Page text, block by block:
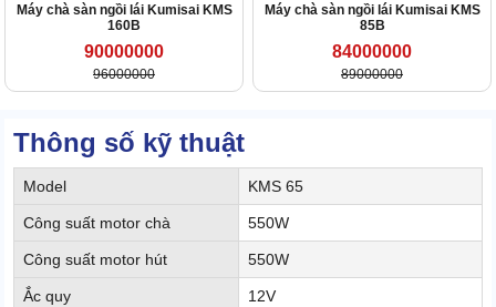
Máy chà sàn ngồi lái Kumisai KMS
160B
90000000
96000000
Máy chà sàn ngồi lái Kumisai KMS
85B
84000000
89000000
Thông số kỹ thuật
Model KMS 65
Công suất motor chà 550W
Công suất motor hút 550W
Ắc quy 12V